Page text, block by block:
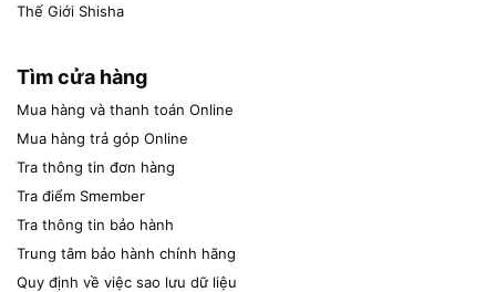
Thế Giới Shisha
Tìm cửa hàng
Mua hàng và thanh toán Online
Mua hàng trả góp Online
Tra thông tin đơn hàng
Tra điểm Smember
Tra thông tin bảo hành
Trung tâm bảo hành chính hãng
Quy định về việc sao lưu dữ liệu